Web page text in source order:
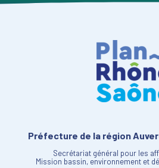
Préfecture de la région
Secrétariat général pour les
Mission bassin, environnement et